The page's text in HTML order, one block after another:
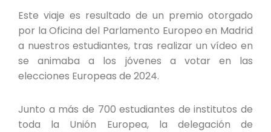
Este viaje es resultado de un premio otorgado
por la Oficina del Parlamento Europeo en Madrid
a nuestros estudiantes, tras realizar un vídeo en
se animaba a los jóvenes a votar en las
elecciones Europeas de 2024.
Junto a más de 700 estudiantes de institutos de
toda la Unión Europea, la delegación de